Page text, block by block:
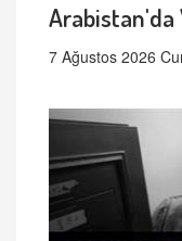
Arabistan'da
7 Ağustos 2026